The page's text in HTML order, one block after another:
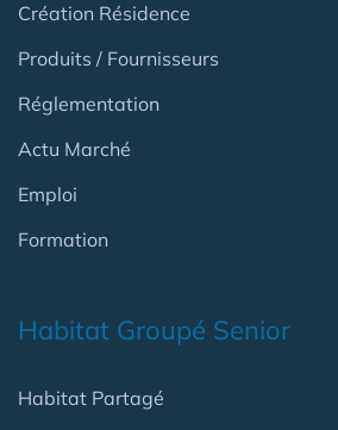
Création Résidence
Produits / Fournisseurs
Réglementation
Actu Marché
Emploi
Formation
Habitat Groupé Senior
Habitat Partagé